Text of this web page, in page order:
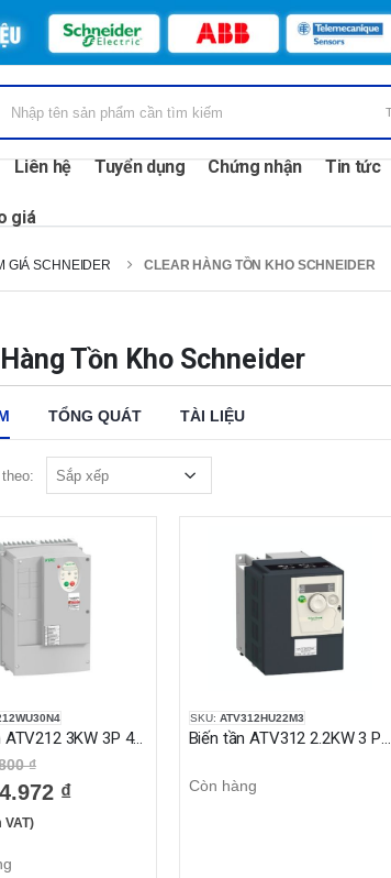
Liên hệ Tuyển dụng Chứng nhận Tin tức
giá
GIÁ SCHNEIDER CLEAR HÀNG TỒN KHO SCHNEIDER
Tồn Kho Schneider
TỔNG QUÁT TÀI LIỆU
Biến tần ATV212 3KW 3P 480V IP54
₫
₫
VAT)
SKU: ATV312HU22M3
Biến tần ATV312 2.2KW 3 PH 200…240V
Còn hàng